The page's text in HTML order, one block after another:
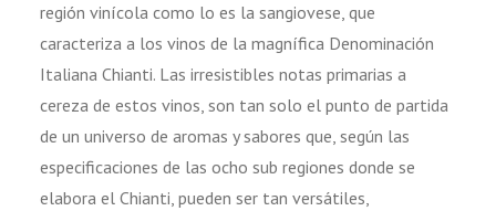
región vinícola como lo es la sangiovese, que
caracteriza a los vinos de la magnífica Denominación
Italiana Chianti. Las irresistibles notas primarias a
cereza de estos vinos, son tan solo el punto de partida
de un universo de aromas y sabores que, según las
especificaciones de las ocho sub regiones donde se
elabora el Chianti, pueden ser tan versátiles,